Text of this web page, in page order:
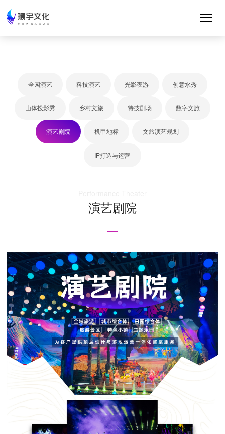
全园演艺 科技演艺 光影夜游 创意水秀
山体投影秀 乡村文旅 特技剧场 数字文旅
演艺剧院 机甲地标 文旅演艺规划
IP打造与运营
演艺剧院